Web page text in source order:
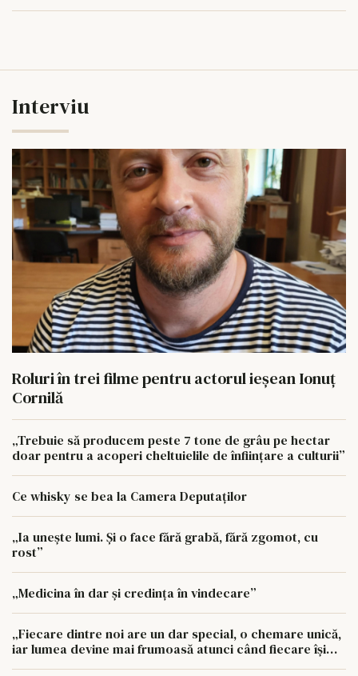
Interviu
Roluri în trei filme pentru actorul ieşean Ionuţ
Cornilă
„Trebuie să producem peste 7 tone de grâu pe hectar
doar pentru a acoperi cheltuielile de înființare a culturii”
Ce whisky se bea la Camera Deputaților
„Ia unește lumi. Și o face fără grabă, fără zgomot, cu
rost”
„Medicina în dar și credința în vindecare”
„Fiecare dintre noi are un dar special, o chemare unică,
iar lumea devine mai frumoasă atunci când fiecare își